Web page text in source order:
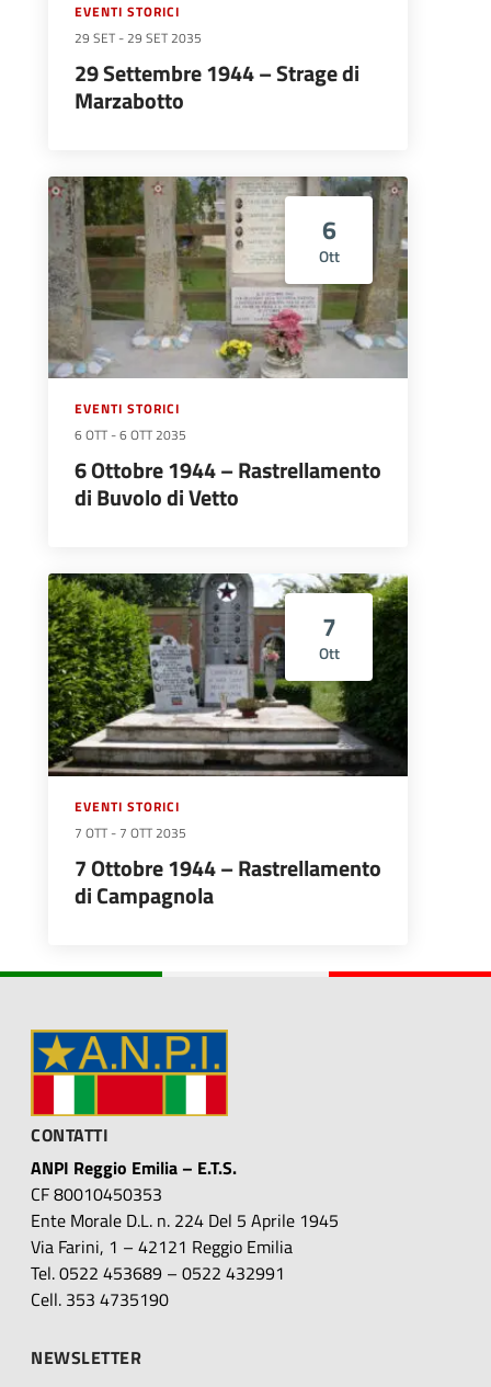
EVENTI STORICI
29 SET -29 SET 2035
29 Settembre 1944 – Strage di
Marzabotto
6
Ott
EVENTI STORICI
6 OTT -6 OTT 2035
6 Ottobre 1944 – Rastrellamento
di Buvolo di Vetto
7
Ott
EVENTI STORICI
7 OTT - 7 OTT 2035
7 Ottobre 1944 – Rastrellamento
di Campagnola
CONTATTI
ANPI Reggio Emilia – E.T.S.
CF 80010450353
Ente Morale D.L. n. 224 Del 5 Aprile 1945
Via Farini, 1 – 42121 Reggio Emilia
Tel. 0522 453689 – 0522 432991
Cell. 353 4735190
NEWSLETTER